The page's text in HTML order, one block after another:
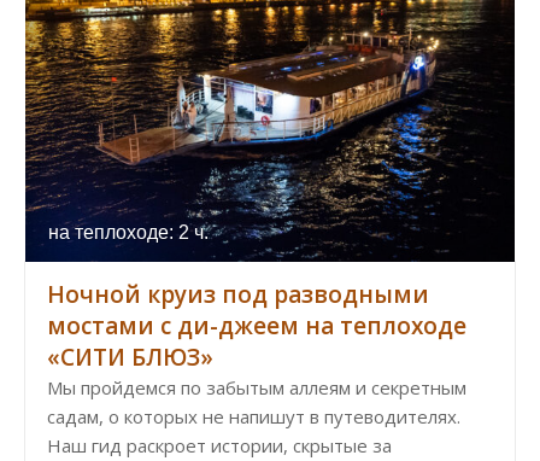
на теплоходе: 2 ч.
Ночной круиз под разводными
мостами с ди-джеем на теплоходе
«СИТИ БЛЮЗ»
Мы пройдемся по забытым аллеям и секретным
садам, о которых не напишут в путеводителях.
Наш гид раскроет истории, скрытые за